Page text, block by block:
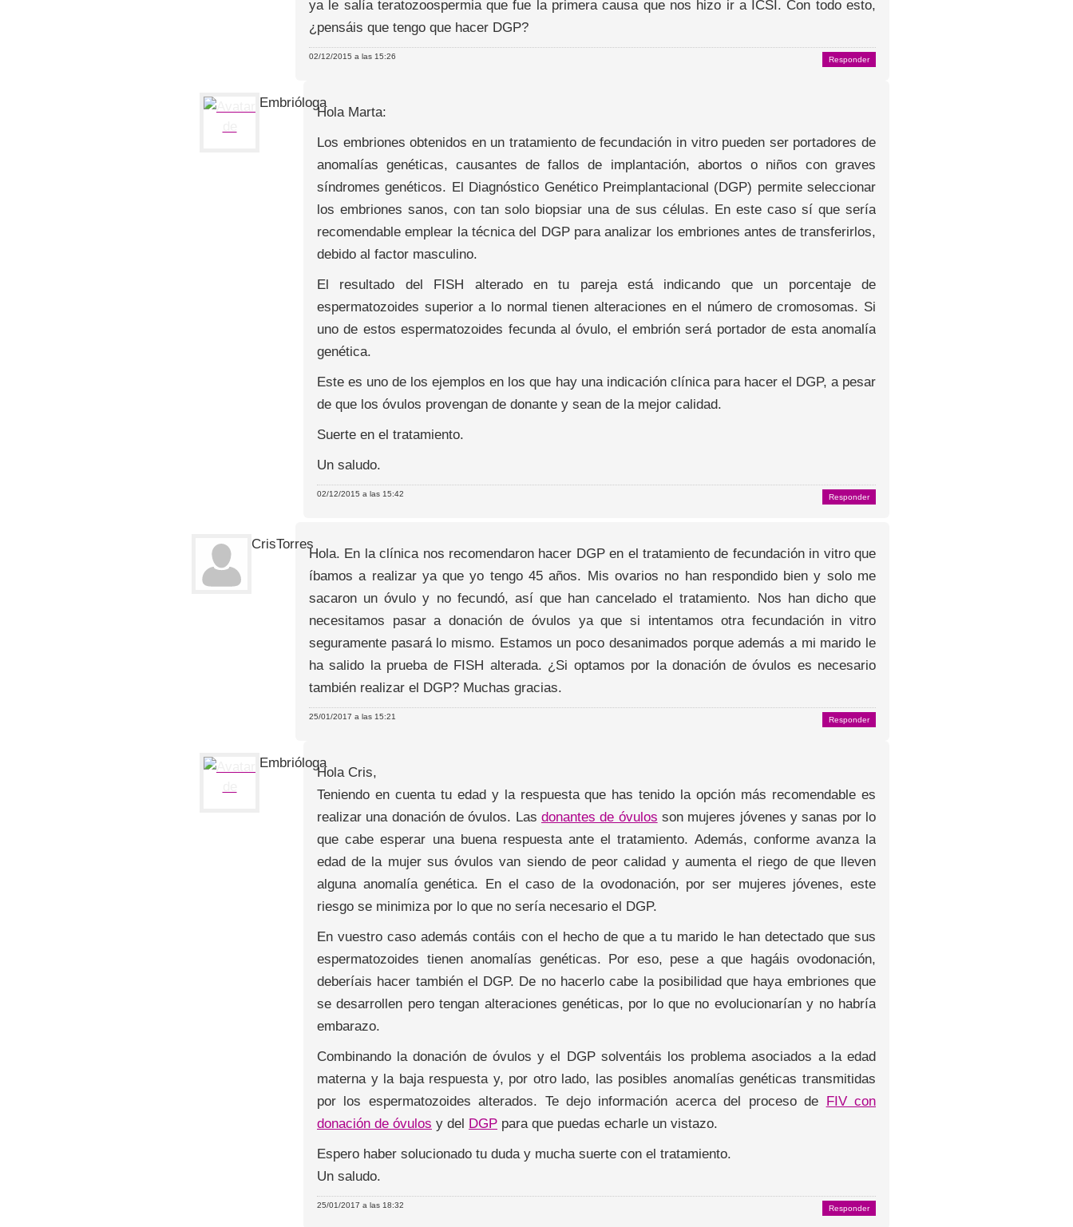
ya le salía teratozoospermia que fue la primera causa que nos hizo ir a ICSI. Con todo esto,
¿pensáis que tengo que hacer DGP?
02/12/2015 a las 15:26 Responder
Embrióloga
Hola Marta:
Los embriones obtenidos en un tratamiento de fecundación in vitro pueden ser portadores de
anomalías genéticas, causantes de fallos de implantación, abortos o niños con graves
síndromes genéticos. El Diagnóstico Genético Preimplantacional (DGP) permite seleccionar
los embriones sanos, con tan solo biopsiar una de sus células. En este caso sí que sería
recomendable emplear la técnica del DGP para analizar los embriones antes de transferirlos,
debido al factor masculino.
El resultado del FISH alterado en tu pareja está indicando que un porcentaje de
espermatozoides superior a lo normal tienen alteraciones en el número de cromosomas. Si
uno de estos espermatozoides fecunda al óvulo, el embrión será portador de esta anomalía
genética.
Este es uno de los ejemplos en los que hay una indicación clínica para hacer el DGP, a pesar
de que los óvulos provengan de donante y sean de la mejor calidad.
Suerte en el tratamiento.
Un saludo.
02/12/2015 a las 15:42 Responder
CrisTorres
Hola. En la clínica nos recomendaron hacer DGP en el tratamiento de fecundación in vitro que
íbamos a realizar ya que yo tengo 45 años. Mis ovarios no han respondido bien y solo me
sacaron un óvulo y no fecundó, así que han cancelado el tratamiento. Nos han dicho que
necesitamos pasar a donación de óvulos ya que si intentamos otra fecundación in vitro
seguramente pasará lo mismo. Estamos un poco desanimados porque además a mi marido le
ha salido la prueba de FISH alterada. ¿Si optamos por la donación de óvulos es necesario
también realizar el DGP? Muchas gracias.
25/01/2017 a las 15:21 Responder
Embrióloga
Hola Cris,
Teniendo en cuenta tu edad y la respuesta que has tenido la opción más recomendable es
realizar una donación de óvulos. Las donantes de óvulos son mujeres jóvenes y sanas por lo
que cabe esperar una buena respuesta ante el tratamiento. Además, conforme avanza la
edad de la mujer sus óvulos van siendo de peor calidad y aumenta el riego de que lleven
alguna anomalía genética. En el caso de la ovodonación, por ser mujeres jóvenes, este
riesgo se minimiza por lo que no sería necesario el DGP.
En vuestro caso además contáis con el hecho de que a tu marido le han detectado que sus
espermatozoides tienen anomalías genéticas. Por eso, pese a que hagáis ovodonación,
deberíais hacer también el DGP. De no hacerlo cabe la posibilidad que haya embriones que
se desarrollen pero tengan alteraciones genéticas, por lo que no evolucionarían y no habría
embarazo.
Combinando la donación de óvulos y el DGP solventáis los problema asociados a la edad
materna y la baja respuesta y, por otro lado, las posibles anomalías genéticas transmitidas
por los espermatozoides alterados. Te dejo información acerca del proceso de FIV con
donación de óvulos y del DGP para que puedas echarle un vistazo.
Espero haber solucionado tu duda y mucha suerte con el tratamiento.
Un saludo.
25/01/2017 a las 18:32 Responder